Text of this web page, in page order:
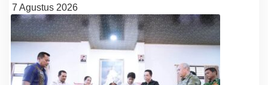
7 Agustus 2026